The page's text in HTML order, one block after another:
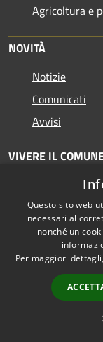
Agricoltura e
NOVITÀ
Notizie
Comunicati
Avvisi
VIVERE IL
Eventi
Comune di
Via Roma, 2 -
Partita IVA:
Questo sito web
necessari al
nonché un
Per maggiori